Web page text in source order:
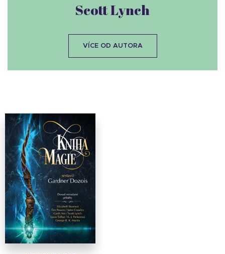
Scott Lynch
VÍCE OD AUTORA